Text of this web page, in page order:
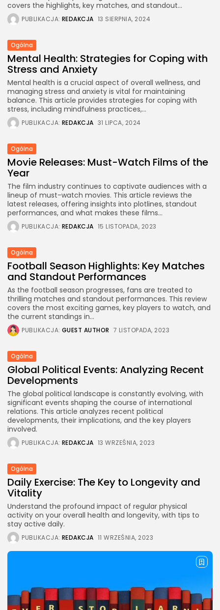
covers the highlights, key matches, and standout...
PUBLIKACJA: REDAKCJA 13 SIERPNIA, 2024
Ogólna
Mental Health: Strategies for Coping with
Stress and Anxiety
Mental health is a crucial aspect of overall wellness, and
managing stress and anxiety is vital for maintaining
balance. This article provides strategies for coping with
stress, including mindfulness practices,...
PUBLIKACJA: REDAKCJA 31 LIPCA, 2024
Ogólna
Movie Releases: Must-Watch Films of the
Year
The film industry continues to captivate audiences with a
lineup of must-watch movies. This article reviews the
latest releases, offering insights into plotlines, standout
performances, and what makes these films...
PUBLIKACJA: REDAKCJA 15 LISTOPADA, 2023
Ogólna
Football Season Highlights: Key Matches
and Standout Performances
As the football season progresses, fans are treated to
thrilling matches and standout performances. This review
covers the most exciting games, key players to watch, and
the current standings in...
PUBLIKACJA: GUEST AUTHOR 7 LISTOPADA, 2023
Ogólna
Global Political Events: Analyzing Recent
Developments
The global political landscape is constantly evolving, with
significant events shaping the course of international
relations. This article analyzes recent political
developments, their implications, and the key players
involved.
PUBLIKACJA: REDAKCJA 13 WRZEŚNIA, 2023
Ogólna
Daily Exercise: The Key to Longevity and
Vitality
Understand the profound impact of regular physical
activity on your overall health and longevity, with tips to
stay active daily.
PUBLIKACJA: REDAKCJA 11 WRZEŚNIA, 2023